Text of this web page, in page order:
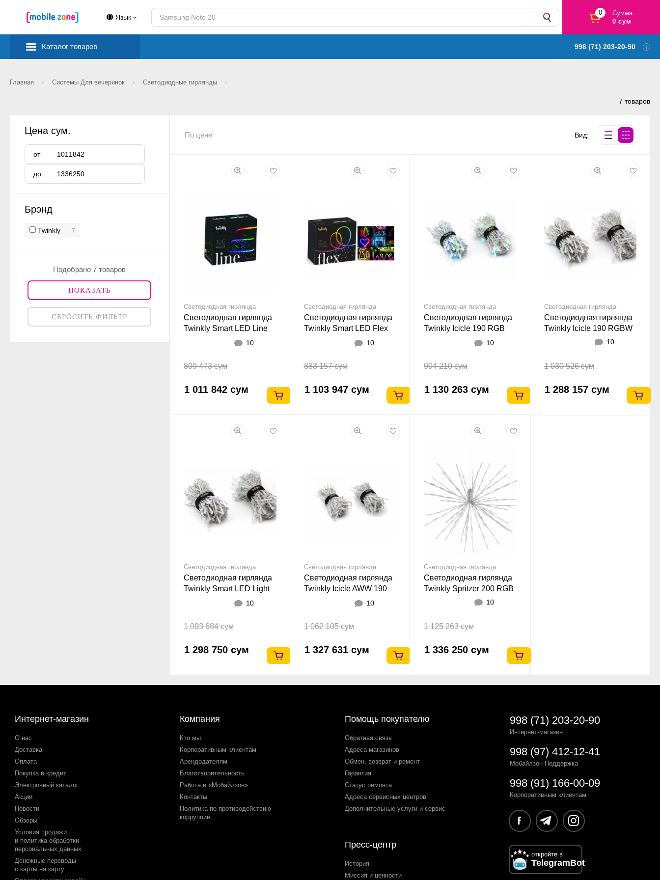
Язык
0
Сумма
0 сум
Каталог товаров 998 (71) 203-20-90
Главная Системы Для вечеринок Светодиодные гирлянды
7 товаров
Цена сум.
от
до
Брэнд
Twinkly 7
Подобрано 7 товаров
ПОКАЗАТЬ
СБРОСИТЬ ФИЛЬТР
По цене Вид:
Светодиодная гирлянда
Светодиодная гирлянда
Twinkly Smart LED Line
10
809 473 сум
1 011 842 сум
Светодиодная гирлянда
Светодиодная гирлянда
Twinkly Smart LED Flex
10
883 157 сум
1 103 947 сум
Светодиодная гирлянда
Светодиодная гирлянда
Twinkly Icicle 190 RGB
10
904 210 сум
1 130 263 сум
Светодиодная гирлянда
Светодиодная гирлянда
Twinkly Icicle 190 RGBW
10
1 030 526 сум
1 288 157 сум
Светодиодная гирлянда
Светодиодная гирлянда
Twinkly Smart LED Light
Set Curtain RGBW 210
10
1 093 684 сум
1 298 750 сум
Светодиодная гирлянда
Светодиодная гирлянда
Twinkly Icicle AWW 190
10
1 062 105 сум
1 327 631 сум
Светодиодная гирлянда
Светодиодная гирлянда
Twinkly Spritzer 200 RGB
10
1 125 263 сум
1 336 250 сум
Интернет-магазин
О нас
Доставка
Оплата
Покупка в кредит
Электронный каталог
Акции
Новости
Обзоры
Условия продажи
и политика обработки
персональных данных
Денежные переводы
с карты на карту
Компания
Кто мы
Корпоративным клиентам
Арендодателям
Благотворительность
Работа в «Мобайлзон»
Контакты
Политика по противодействию
коррупции
Помощь покупателю
Обратная связь
Адреса магазинов
Обмен, возврат и ремонт
Гарантия
Статус ремонта
Адреса сервисных центров
Дополнительные услуги и сервис
Пресс-центр
История
Миссия и ценности
998 (71) 203-20-90
Интернет-магазин
998 (97) 412-12-41
Мобайлзон Поддержка
998 (91) 166-00-09
Корпоративным клиентам
откройте в
TelegramBot